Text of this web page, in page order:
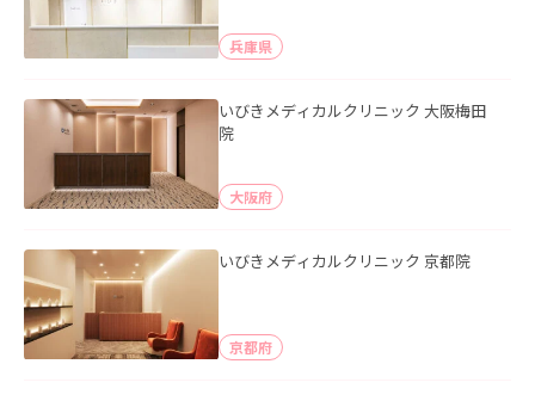
兵庫県
いびきメディカルクリニック 大阪梅田
院
大阪府
いびきメディカルクリニック 京都院
京都府